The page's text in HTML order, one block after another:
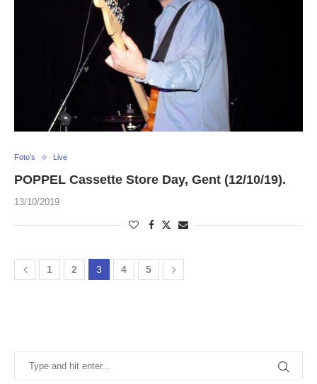
Foto's Live
POPPEL Cassette Store Day, Gent (12/10/19).
13/10/2019
1 2 3 4 5